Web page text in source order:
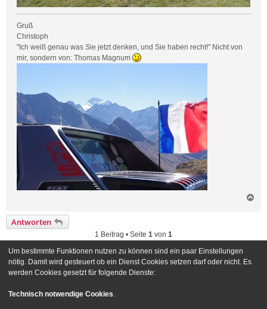
Gruß
Christoph
"Ich weiß genau was Sie jetzt denken, und Sie haben recht!" Nicht von
mir, sondern von: Thomas Magnum
Antworten
1 Beitrag • Seite 1 von 1
Gehe zu
Foren-Übersicht Kontakt
Um bestimmte Funktionen nutzen zu können sind ein paar Einstellungen
nötig. Damit wird gesteuert ob ein Dienst Cookies setzen darf oder nicht. Es
werden Cookies gesetzt für folgende Dienste:
Technisch notwendige Cookies.